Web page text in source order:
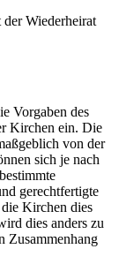
Wiederheirat
Vorgaben des
Kirchen ein. Die
von der
sich je nach
gerechtfertigte
Kirchen dies
dies anders zu
Zusammenhang